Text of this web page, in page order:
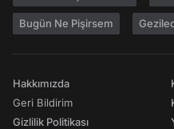
Bugün Ne Pişirsem
Hakkımızda
Geri Bildirim
Gizlilik Politikası